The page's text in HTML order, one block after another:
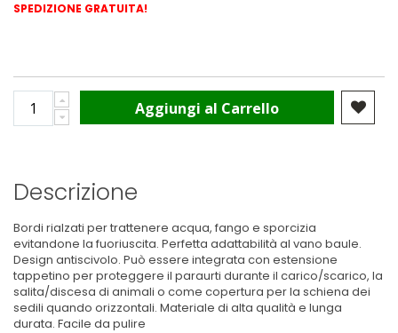
SPEDIZIONE GRATUITA!
Aggiungi al Carrello
Descrizione
Bordi rialzati per trattenere acqua, fango e sporcizia
evitandone la fuoriuscita. Perfetta adattabilità al vano baule.
Design antiscivolo. Può essere integrata con estensione
tappetino per proteggere il paraurti durante il carico/scarico, la
salita/discesa di animali o come copertura per la schiena dei
sedili quando orizzontali. Materiale di alta qualità e lunga
durata. Facile da pulire